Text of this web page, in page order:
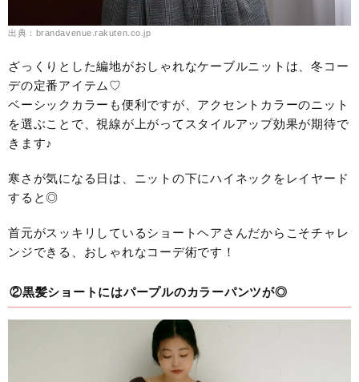
出典：brandavenue.rakuten.co.jp
ざっくりとした編地がおしゃれなケーブルニットは、冬コー
デの定番アイテム♡
ベーシックカラーも便利ですが、アクセントカラーのニット
を選ぶことで、視線が上がってスタイルアップ効果が期待で
きます♪
寒さが気になる日は、ニットの下にハイネックをレイヤード
すると◎
首元がスッキリしているショートヘアさんだからこそチャレ
ンジできる、おしゃれなコーデ術です！
②黒髪ショートにはパープルのカラーパンツが◎